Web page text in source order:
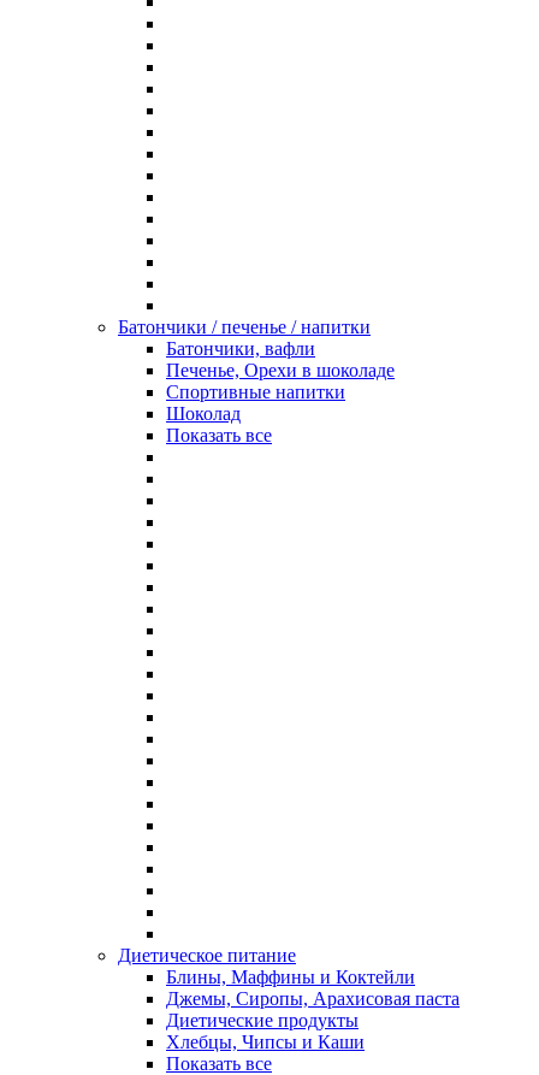
Батончики / печенье / напитки
Батончики, вафли
Печенье, Орехи в шоколаде
Спортивные напитки
Шоколад
Показать все
Диетическое питание
Блины, Маффины и Коктейли
Джемы, Сиропы, Арахисовая паста
Диетические продукты
Хлебцы, Чипсы и Каши
Показать все